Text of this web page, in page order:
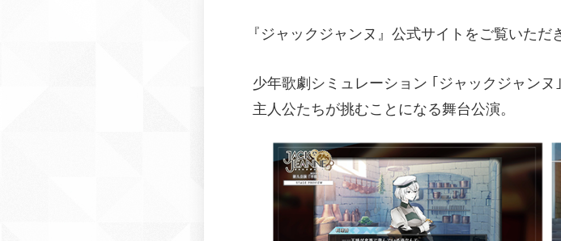
『 ジャックジャンヌ 』公式サイトをご覧いただ
少年歌劇シミュレーション ｢ジャックジャンヌ
主人公たちが挑むことになる舞台公演。